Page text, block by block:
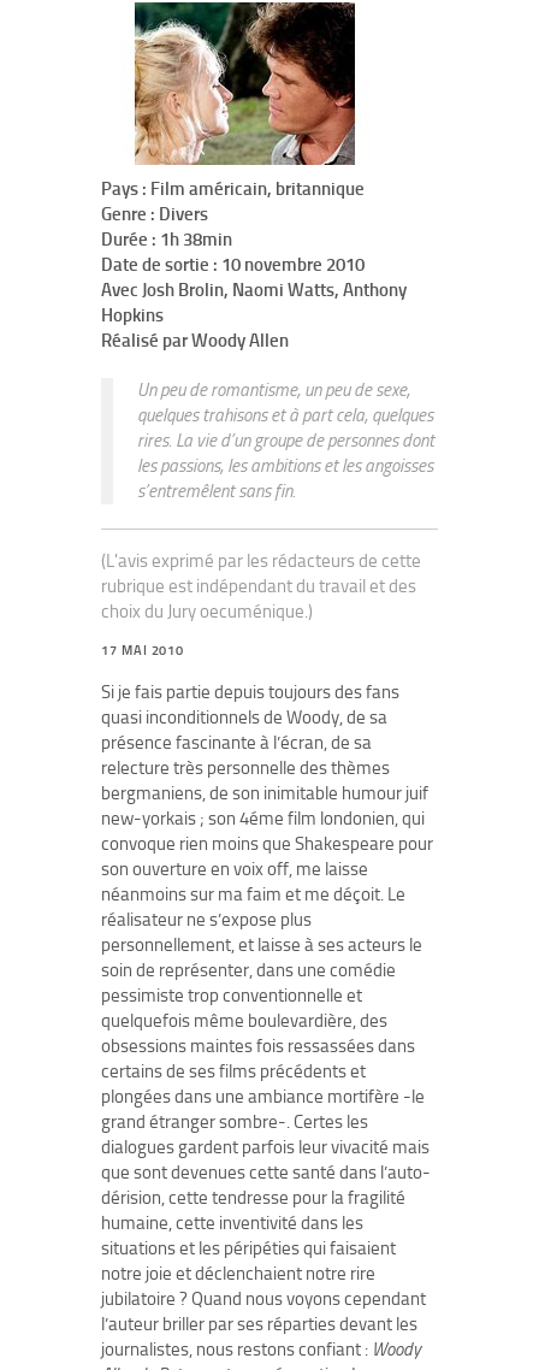
Pays : Film américain, britannique
Genre : Divers
Durée : 1h 38min
Date de sortie : 10 novembre 2010
Avec Josh Brolin, Naomi Watts, Anthony
Hopkins
Réalisé par Woody Allen
Un peu de romantisme, un peu de sexe,
quelques trahisons et à part cela, quelques
rires. La vie d’un groupe de personnes dont
les passions, les ambitions et les angoisses
s’entremêlent sans fin.
(L'avis exprimé par les rédacteurs de cette
rubrique est indépendant du travail et des
choix du Jury oecuménique.)
17 MAI 2010
Si je fais partie depuis toujours des fans
quasi inconditionnels de Woody, de sa
présence fascinante à l’écran, de sa
relecture très personnelle des thèmes
bergmaniens, de son inimitable humour juif
new-yorkais ; son 4éme film londonien, qui
convoque rien moins que Shakespeare pour
son ouverture en voix off, me laisse
néanmoins sur ma faim et me déçoit. Le
réalisateur ne s’expose plus
personnellement, et laisse à ses acteurs le
soin de représenter, dans une comédie
pessimiste trop conventionnelle et
quelquefois même boulevardière, des
obsessions maintes fois ressassées dans
certains de ses films précédents et
plongées dans une ambiance mortifère -le
grand étranger sombre-. Certes les
dialogues gardent parfois leur vivacité mais
que sont devenues cette santé dans l’auto-
dérision, cette tendresse pour la fragilité
humaine, cette inventivité dans les
situations et les péripéties qui faisaient
notre joie et déclenchaient notre rire
jubilatoire ? Quand nous voyons cependant
l’auteur briller par ses réparties devant les
journalistes, nous restons confiant : Woody